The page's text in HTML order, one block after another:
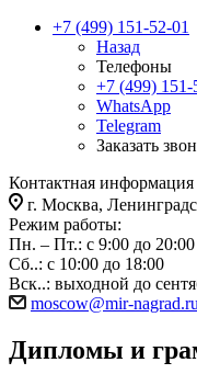
+7 (499) 151-52-01
Назад
Телефоны
+7 (499) 151-
WhatsApp
Telegram
Заказать
Контактная информация
г. Москва,
Режим работы:
Пн. – Пт.: с 9:00 до 20:00
Сб..: с 10:00 до 18:00
Вск..: выходной до
moscow@mir-nagrad.ru
Дипломы и